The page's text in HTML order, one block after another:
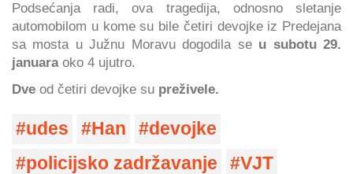
Podsećanja radi, ova tragedija, odnosno sletanje
automobilom u kome su bile četiri devojke iz Predejana
sa mosta u Južnu Moravu dogodila se u subotu 29.
januaraoko 4 ujutro.
Dve od četiri devojke su preživele.
udes Han
devojke
policijsko zadržavanje
VJT